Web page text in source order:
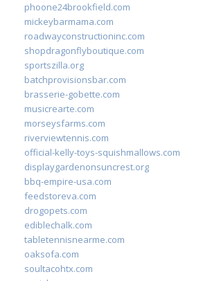
phoone24brookfield.com
mickeybarmama.com
roadwayconstructioninc.com
shopdragonflyboutique.com
sportszilla.org
batchprovisionsbar.com
brasserie-gobette.com
musicrearte.com
morseysfarms.com
riverviewtennis.com
official-kelly-toys-squishmallows.com
displaygardenonsuncrest.org
bbq-empire-usa.com
feedstoreva.com
drogopets.com
ediblechalk.com
tabletennisnearme.com
oaksofa.com
soultacohtx.com